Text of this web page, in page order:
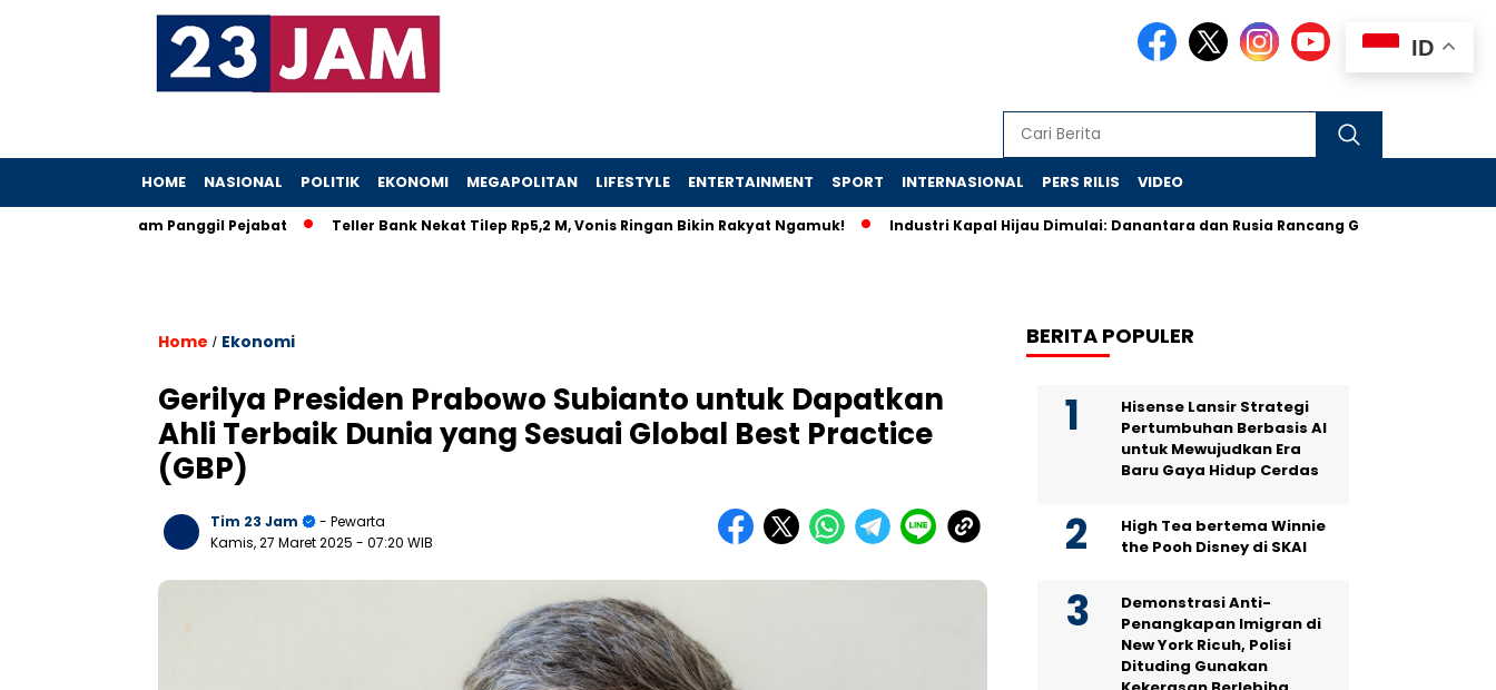
HOME NASIONAL POLITIK EKONOMI MEGAPOLITAN LIFESTYLE ENTERTAINMENT SPORT INTERNASIONAL PERS RILIS VIDEO
KPK Ancam Panggil Pejabat Teller Bank Nekat Tilep Rp5,2 M, Vonis Ringan Bikin Rakyat Ngamuk! Industri Kapal Hijau Dimulai: Danantara dan Rusia Rancang Galangan Bersih
Home / Ekonomi
Gerilya Presiden Prabowo Subianto untuk Dapatkan
Ahli Terbaik Dunia yang Sesuai Global Best Practice
(GBP)
Tim 23 Jam
- Pewarta
Kamis, 27 Maret 2025 - 07:20 WIB
BERITA POPULER
Hisense Lansir Strategi
Pertumbuhan Berbasis AI
untuk Mewujudkan Era
Baru Gaya Hidup Cerdas
High Tea bertema Winnie
the Pooh Disney di SKAI
Demonstrasi Anti-
Penangkapan Imigran di
New York Ricuh, Polisi
Dituding Gunakan
ID